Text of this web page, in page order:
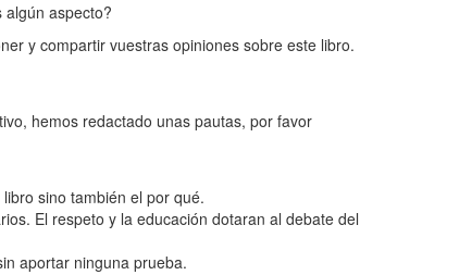
aspecto?
y compartir vuestras opiniones sobre este libro.
hemos redactado unas pautas, por favor
sino también el por qué.
El respeto y la educación dotaran al debate del
aportar ninguna prueba.